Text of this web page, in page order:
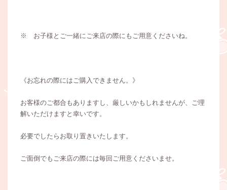
※ お子様とご一緒にご来店の際にもご用意くださいね。
《お忘れの際にはご購入できません。》
お客様のご都合もありますし、厳しいかもしれませんが、ご理
解いただけますと幸いです。
必要でしたらお取り置きいたします。
ご面倒でもご来店の際には毎回ご用意くださいませ。